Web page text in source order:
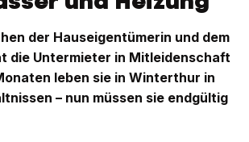
der Hauseigentümerin und dem
die Untermieter in Mitleidenschaft
leben sie in Winterthur in
– nun müssen sie endgültig